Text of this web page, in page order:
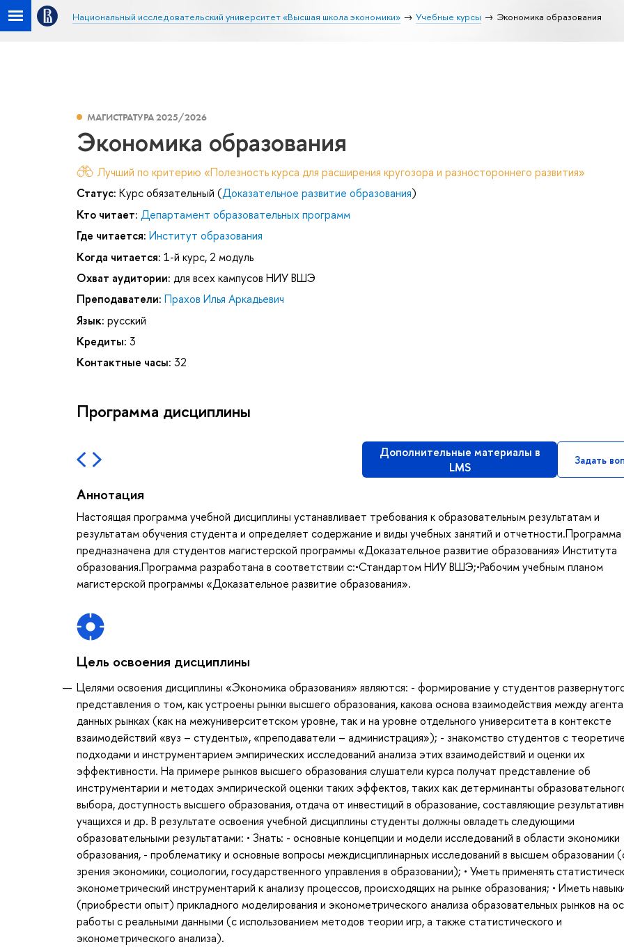
Национальный исследовательский университет «Высшая школа экономики» Учебные курсы Экономика образования
МАГИСТРАТУРА 2025/2026
Экономика образования
Лучший по критерию «Полезность курса для расширения кругозора и разностороннего развития»
Статус: Курс обязательный (Доказательное развитие образования)
Кто читает: Департамент образовательных программ
Где читается: Институт образования
Когда читается: 1-й курс, 2 модуль
Охват аудитории: для всех кампусов НИУ ВШЭ
Преподаватели: Прахов Илья Аркадьевич
Язык: русский
Кредиты: 3
Контактные часы: 32
Программа дисциплины
Дополнительные материалы в
LMS
Задать
Аннотация
Настоящая программа учебной дисциплины устанавливает требования к образовательным результатам и
результатам обучения студента и определяет содержание и виды учебных занятий и отчетности.Программа
предназначена для студентов магистерской программы «Доказательное развитие образования» Института
образования.Программа разработана в соответствии с:•Стандартом НИУ ВШЭ;•Рабочим учебным планом
магистерской программы «Доказательное развитие образования».
Цель освоения дисциплины
Целями освоения дисциплины «Экономика образования» являются: - формирование у студентов
представления о том, как устроены рынки высшего образования, какова основа взаимодействия между
данных рынках (как на межуниверситетском уровне, так и на уровне отдельного университета в контексте
взаимодействий «вуз – студенты», «преподаватели – администрация»); - знакомство студентов с
подходами и инструментарием эмпирических исследований анализа этих взаимодействий и оценки их
эффективности. На примере рынков высшего образования слушатели курса получат представление об
инструментарии и методах эмпирической оценки таких эффектов, таких как детерминанты
выбора, доступность высшего образования, отдача от инвестиций в образование, составляющие
учащихся и др. В результате освоения учебной дисциплины студенты должны овладеть следующими
образовательными результатами: • Знать: - основные концепции и модели исследований в области экономики
образования, - проблематику и основные вопросы междисциплинарных исследований в высшем образовании
зрения экономики, социологии, государственного управления в образовании); • Уметь применять
эконометрический инструментарий к анализу процессов, происходящих на рынке образования; • Иметь
(приобрести опыт) прикладного моделирования и эконометрического анализа образовательных рынков на
работы с реальными данными (с использованием методов теории игр, а также статистического и
эконометрического анализа).